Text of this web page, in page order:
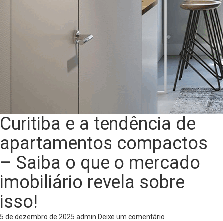
Curitiba e a tendência de
apartamentos compactos
– Saiba o que o mercado
imobiliário revela sobre
isso!
5 de dezembro de 2025 admin Deixe um comentário